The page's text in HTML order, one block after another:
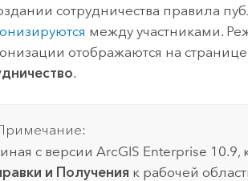
сотрудничества правила
между участниками.
отображаются на
.
с версии ArcGIS Enterprise 10.9,
и Получения к рабочей